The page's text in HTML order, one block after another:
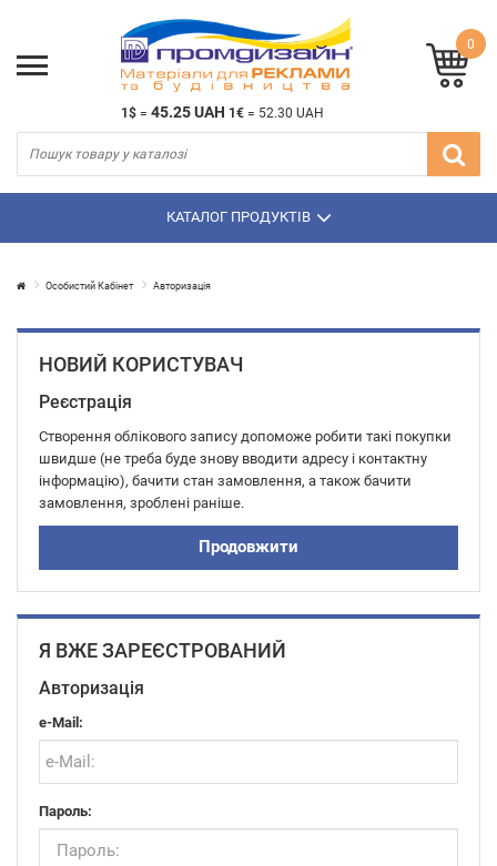
1$ = 45.25 UAH 1€ = 52.30 UAH
0
КАТАЛОГ ПРОДУКТІВ
Особистий Кабінет Авторизація
НОВИЙ КОРИСТУВАЧ
Реєстрація
Створення облікового запису допоможе робити такі покупки
швидше (не треба буде знову вводити адресу і контактну
інформацію), бачити стан замовлення, а також бачити
замовлення, зроблені раніше.
Продовжити
Я ВЖЕ ЗАРЕЄСТРОВАНИЙ
Авторизація
e-Mail:
Пароль: